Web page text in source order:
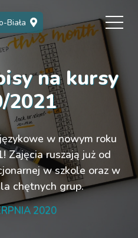
Biała
na kursy
2021
w nowym roku
Zajęcia ruszają już od
w szkole oraz w
chętnych grup.
2020